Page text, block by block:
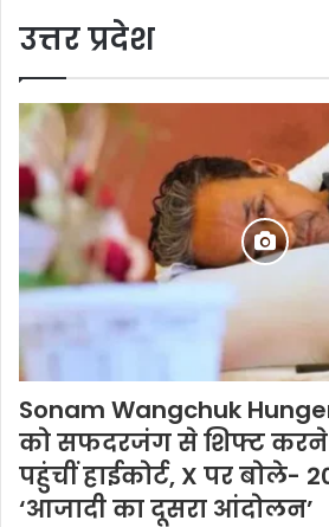
उत्तर प्रदेश
Sonam Wangchuk
को सफदरजंग से शिफ्ट करने
पहुंचीं हाईकोर्ट, X पर बोले-
‘आजादी का दूसरा आंदोलन’